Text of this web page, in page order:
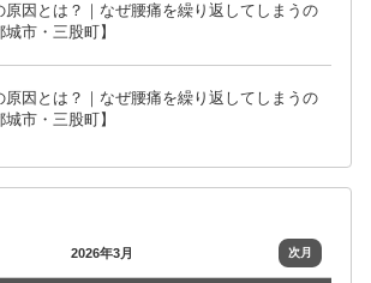
原因とは？｜なぜ腰痛を繰り返してしまうの
市・三股町】
原因とは？｜なぜ腰痛を繰り返してしまうの
市・三股町】
2026年3月 次月